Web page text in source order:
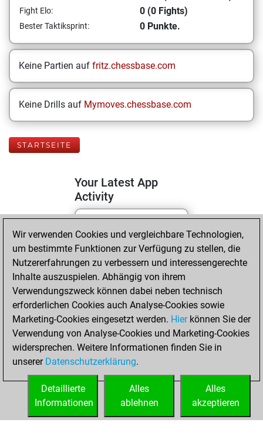
Fight Elo: 0 (0 Fights)
Bester Taktiksprint: 0 Punkte.
Keine Partien auf fritz.chessbase.com
Keine Drills auf Mymoves.chessbase.com
STARTSEITE
Your Latest App
Activity
Samstag, April 18,
2026
You totalled
2346 tactics
positions
Tactics
You solved 887
tactics positions
You achieved
tactics positions
Wir verwenden Cookies und vergleichbare Technologien,
um bestimmte Funktionen zur Verfügung zu stellen, die
Nutzererfahrungen zu verbessern und interessengerechte
Inhalte auszuspielen. Abhängig von ihrem
Verwendungszweck können dabei neben technisch
erforderlichen Cookies auch Analyse-Cookies sowie
Marketing-Cookies eingesetzt werden. Hierkönnen Sie der
Verwendung von Analyse-Cookies und Marketing-Cookies
widersprechen. Weitere Informationen finden Sie in
unserer Datenschutzerklärung.
Alles
akzeptieren
Alles
ablehnen
Detaillierte
Informationen